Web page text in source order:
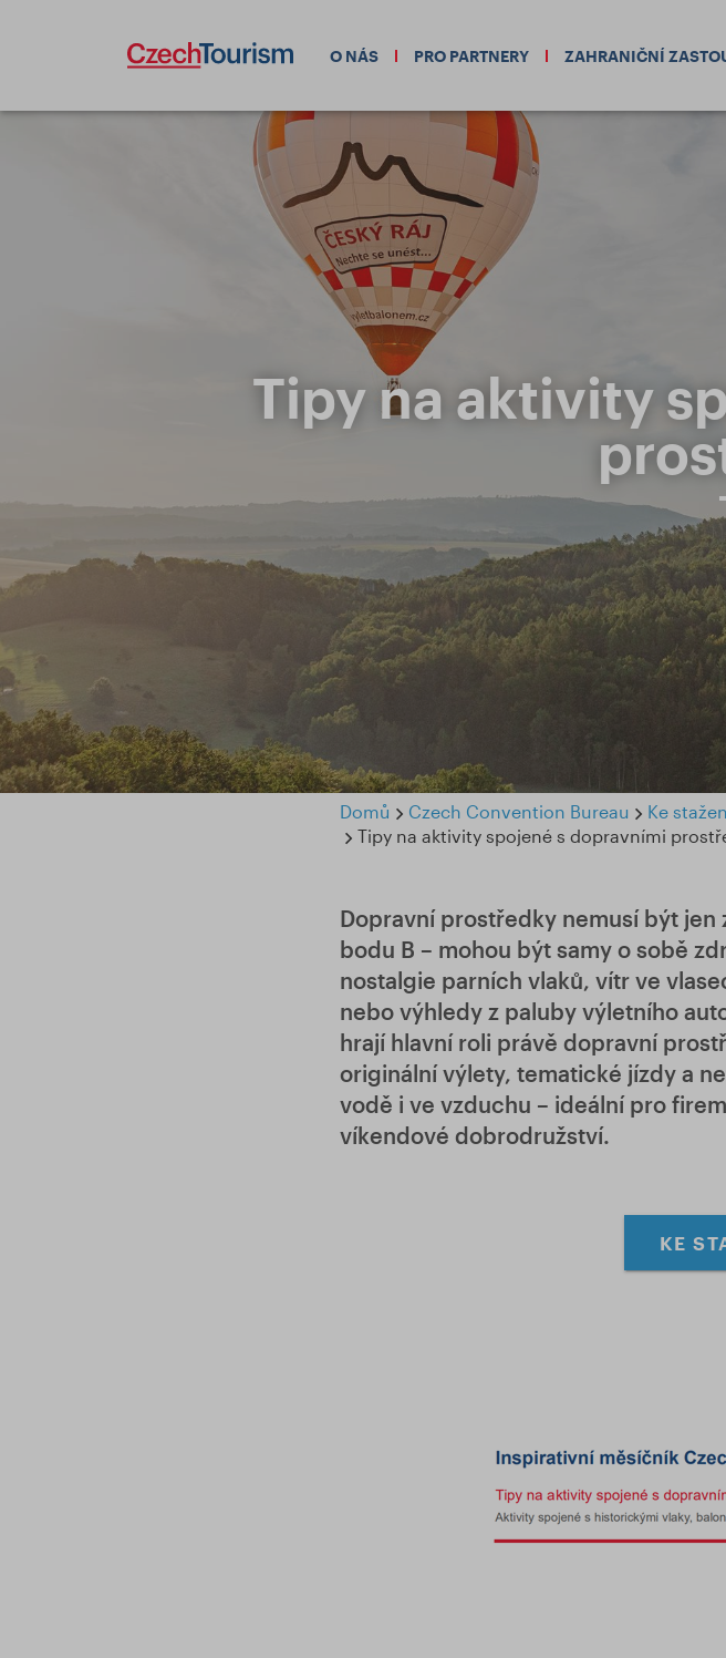
O NÁS PRO PARTNERY ZAHRANIČNÍ
Tipy na aktivity
Domů Czech Convention Bureau Ke
Tipy na aktivity spojené s dopravními
Dopravní prostředky nemusí být jen
bodu B – mohou být samy o sobě
nostalgie parních vlaků, vítr ve
nebo výhledy z paluby výletního
hrají hlavní roli právě dopravní
originální výlety, tematické jízdy a
vodě i ve vzduchu – ideální pro
víkendové dobrodružství.
KE